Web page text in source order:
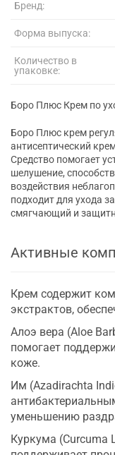
Бренд:
Форма выпуска:
Количество в
упаковке:
Боро Плюс Крем по
Боро Плюс крем
антисептический
Средство помогает
шелушение,
воздействия
подходит для ухода
смягчающий и
Активные
Крем содержит
экстрактов,
Алоэ вера (Aloe
помогает
коже.
Им (Azadirachta
уменьшению
Куркума (Curcuma